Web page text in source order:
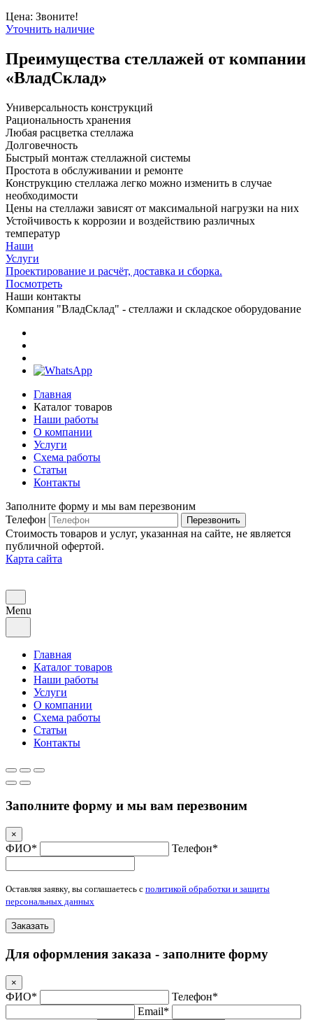
Цена: Звоните!
Уточнить наличие
Преимущества стеллажей от компании
«ВладСклад»
Универсальность конструкций
Рациональность хранения
Любая расцветка стеллажа
Долговечность
Быстрый монтаж стеллажной системы
Простота в обслуживании и ремонте
Конструкцию стеллажа легко можно изменить в случае
необходимости
Цены на стеллажи зависят от максимальной нагрузки на них
Устойчивость к коррозии и воздействию различных
температур
Наши
Услуги
Проектирование и расчёт, доставка и сборка.
Посмотреть
Наши контакты
Компания "ВладСклад" - стеллажи и складское оборудование
Главная
Каталог товаров
Наши работы
О компании
Услуги
Схема работы
Статьи
Контакты
Заполните форму и мы вам перезвоним
Телефон
Перезвонить
Стоимость товаров и услуг, указанная на сайте, не является
публичной офертой.
Карта сайта
Menu
Главная
Каталог товаров
Наши работы
Услуги
О компании
Схема работы
Статьи
Контакты
Заполните форму и мы вам перезвоним
×
ФИО* Телефон*
Оставляя заявку, вы соглашаетесь с политикой обработки и защиты
персональных данных
Заказать
Для оформления заказа - заполните форму
×
ФИО*
Телефон*
Email*